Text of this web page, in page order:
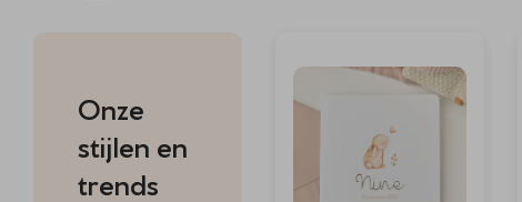
Onze
stijlen en
trends